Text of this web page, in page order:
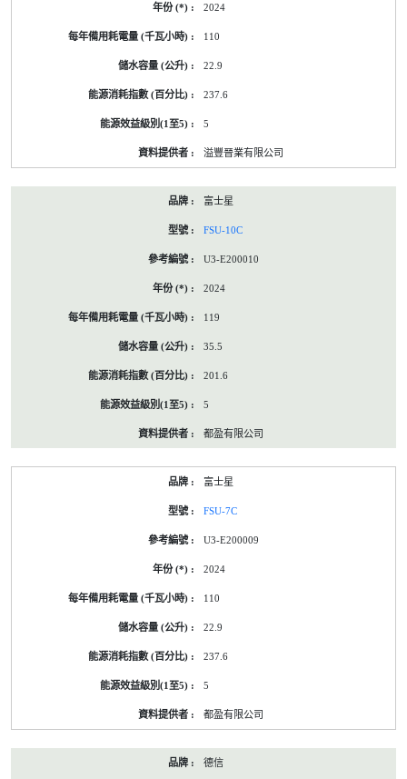
2024
110
22.9
237.6
5
溢豐晉業有限公司
富士星
FSU-10C
U3-E200010
2024
119
35.5
201.6
5
都盈有限公司
富士星
FSU-7C
U3-E200009
2024
110
22.9
237.6
5
都盈有限公司
德信